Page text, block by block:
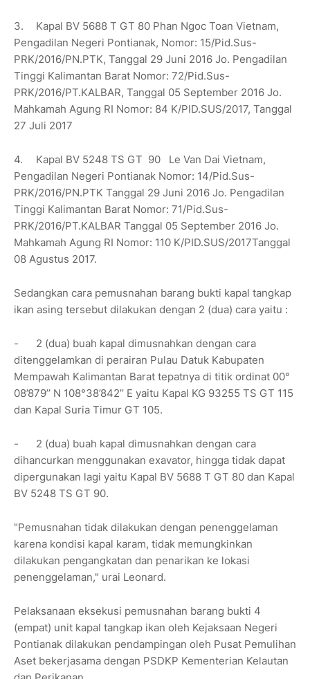
3.
Kapal BV 5688 T GT 80 Phan Ngoc Toan Vietnam,
Pengadilan Negeri Pontianak, Nomor: 15/Pid.Sus-
PRK/2016/PN.PTK, Tanggal 29 Juni 2016 Jo. Pengadilan
Tinggi Kalimantan Barat Nomor: 72/Pid.Sus-
PRK/2016/PT.KALBAR, Tanggal 05 September 2016 Jo.
Mahkamah Agung RI Nomor: 84 K/PID.SUS/2017, Tanggal
27 Juli 2017
4. Kapal BV 5248 TS GT 90
Le Van Dai Vietnam,
Pengadilan Negeri Pontianak Nomor: 14/Pid.Sus-
PRK/2016/PN.PTK Tanggal 29 Juni 2016 Jo. Pengadilan
Tinggi Kalimantan Barat Nomor: 71/Pid.Sus-
PRK/2016/PT.KALBAR Tanggal 05 September 2016 Jo.
Mahkamah Agung RI Nomor: 110 K/PID.SUS/2017Tanggal
08 Agustus 2017.
Sedangkan cara pemusnahan barang bukti kapal tangkap
ikan asing tersebut dilakukan dengan 2 (dua) cara yaitu :
-
2 (dua) buah kapal dimusnahkan dengan cara
ditenggelamkan di perairan Pulau Datuk Kabupaten
Mempawah Kalimantan Barat tepatnya di titik ordinat 00°
08’879’’ N 108°38’842’’ E yaitu Kapal KG 93255 TS GT 115
dan Kapal Suria Timur GT 105.
-
2 (dua) buah kapal dimusnahkan dengan cara
dihancurkan menggunakan exavator, hingga tidak dapat
dipergunakan lagi yaitu Kapal BV 5688 T GT 80 dan Kapal
BV 5248 TS GT 90.
"Pemusnahan tidak dilakukan dengan penenggelaman
karena kondisi kapal karam, tidak memungkinkan
dilakukan pengangkatan dan penarikan ke lokasi
penenggelaman," urai Leonard.
Pelaksanaan eksekusi pemusnahan barang bukti 4
(empat) unit kapal tangkap ikan oleh Kejaksaan Negeri
Pontianak dilakukan pendampingan oleh Pusat Pemulihan
Aset bekerjasama dengan PSDKP Kementerian Kelautan